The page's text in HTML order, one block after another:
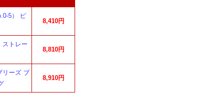
5） ピ
8,410円
ストレー
8,810円
リーズ ブ
8,910円